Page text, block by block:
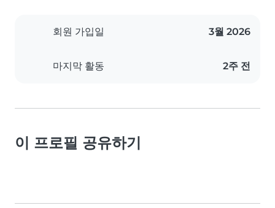
회원 가입일 3월 2026
마지막 활동 2주 전
이 프로필 공유하기